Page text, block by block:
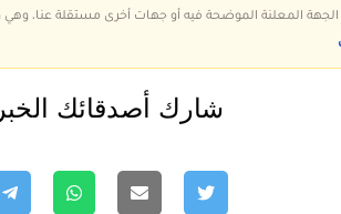
الجهة المعلنة الموضحة فيه أو جهات أخرى مستقلة عنا،
شارك أصدقائك الخبر